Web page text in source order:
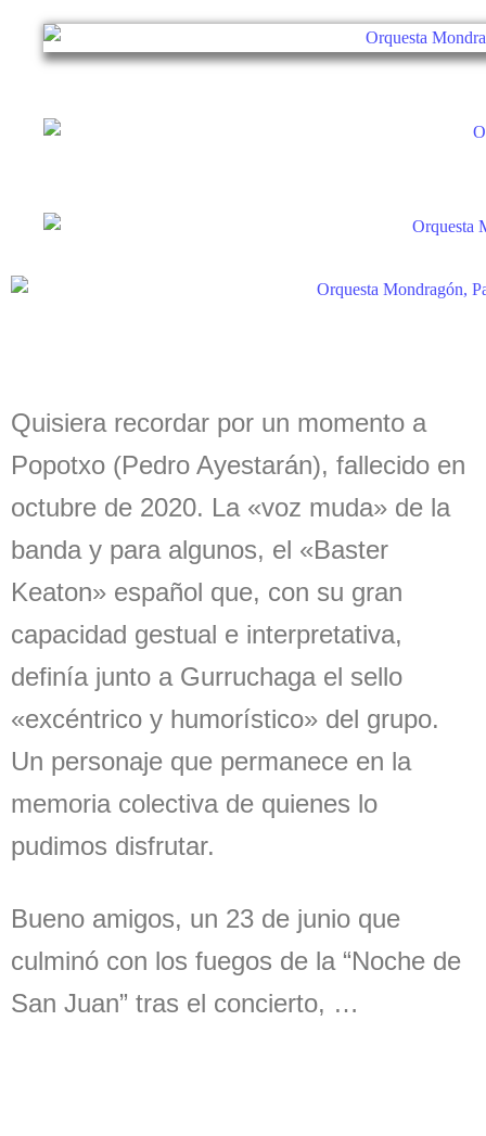
Quisiera recordar por un momento a
Popotxo (Pedro Ayestarán), fallecido en
octubre de 2020. La «voz muda» de la
banda y para algunos, el «Baster
Keaton» español que, con su gran
capacidad gestual e interpretativa,
definía junto a Gurruchaga el sello
«excéntrico y humorístico» del grupo.
Un personaje que permanece en la
memoria colectiva de quienes lo
pudimos disfrutar.
Bueno amigos, un 23 de junio que
culminó con los fuegos de la “Noche de
San Juan” tras el concierto, …